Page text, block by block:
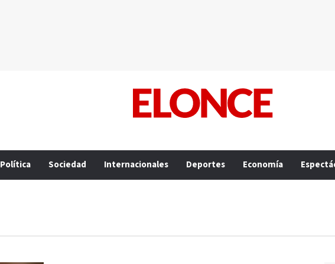
Política Sociedad Internacionales Deportes Economía